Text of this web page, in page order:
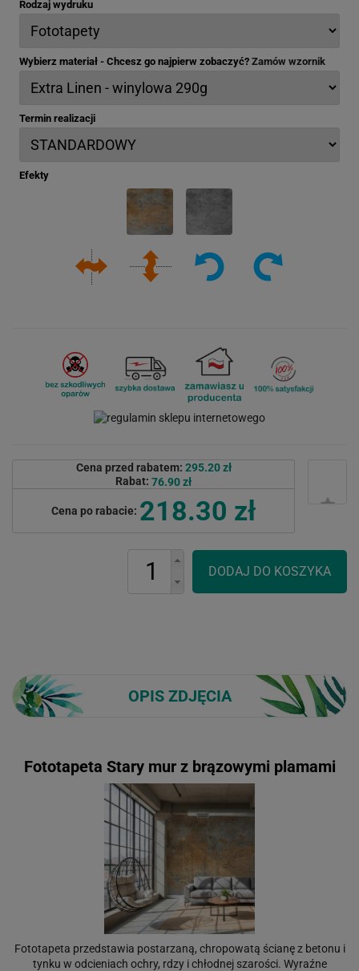
Rodzaj wydruku
Wybierz materiał - Chcesz go najpierw zobaczyć? Zamów wzornik
Termin realizacji
Efekty
Cena przed rabatem: 295.20 zł
Rabat: 76.90 zł
Cena po rabacie: 218.30 zł
OPIS ZDJĘCIA
Fototapeta Stary mur z brązowymi plamami
Fototapeta przedstawia postarzaną, chropowatą ścianę z betonu i
tynku w odcieniach ochry, rdzy i chłodnej szarości. Wyraźne